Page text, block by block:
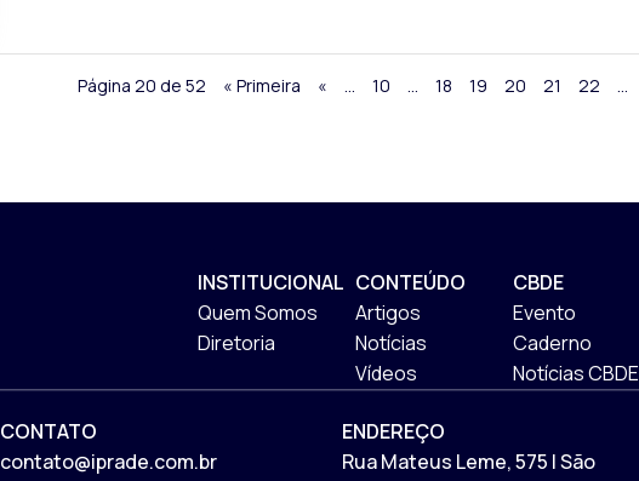
Página 20 de 52 « Primeira « ... 10 ... 18 19 20 21 22 ...
INSTITUCIONAL
Quem Somos
Diretoria
CONTEÚDO
Artigos
Notícias
Vídeos
CBDE
Evento
Caderno
Notícias CBDE
CONTATO
contato@iprade.com.br
ENDEREÇO
Rua Mateus Leme, 575 | São